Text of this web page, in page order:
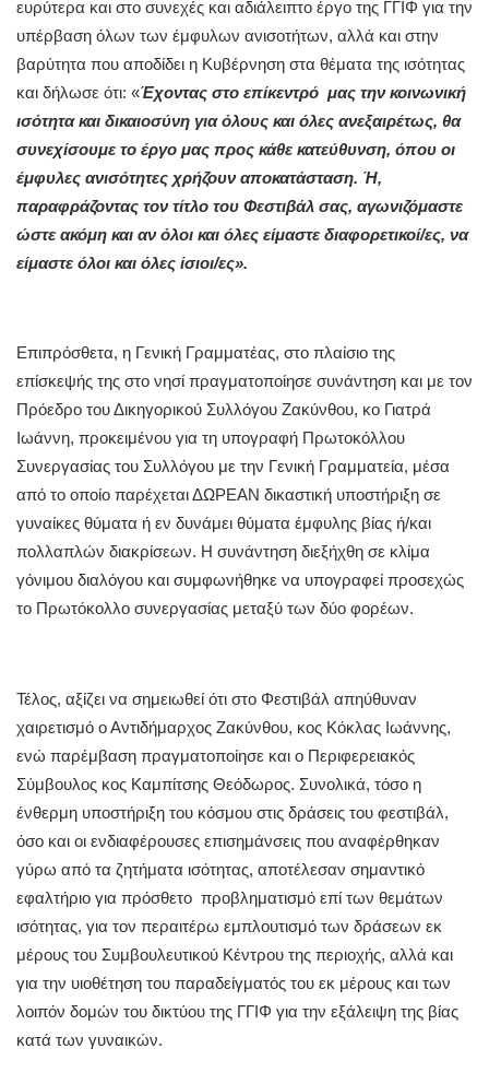
ευρύτερα και στο συνεχές και αδιάλειπτο έργο της ΓΓΙΦ για την
υπέρβαση όλων των έμφυλων ανισοτήτων, αλλά και στην
βαρύτητα που αποδίδει η Κυβέρνηση στα θέματα της ισότητας
και δήλωσε ότι: «Έχοντας στο επίκεντρό μας την κοινωνική
ισότητα και δικαιοσύνη για όλους και όλες ανεξαιρέτως, θα
συνεχίσουμε το έργο μας προς κάθε κατεύθυνση, όπου οι
έμφυλες ανισότητες χρήζουν αποκατάσταση. Ή,
παραφράζοντας τον τίτλο του Φεστιβάλ σας, αγωνιζόμαστε
ώστε ακόμη και αν όλοι και όλες είμαστε διαφορετικοί/ες, να
είμαστε όλοι και όλες ίσιοι/ες».
Επιπρόσθετα, η Γενική Γραμματέας, στο πλαίσιο της
επίσκεψής της στο νησί πραγματοποίησε συνάντηση και με τον
Πρόεδρο του Δικηγορικού Συλλόγου Ζακύνθου, κο Γιατρά
Ιωάννη, προκειμένου για τη υπογραφή Πρωτοκόλλου
Συνεργασίας του Συλλόγου με την Γενική Γραμματεία, μέσα
από το οποίο παρέχεται ΔΩΡΕΑΝ δικαστική υποστήριξη σε
γυναίκες θύματα ή εν δυνάμει θύματα έμφυλης βίας ή/και
πολλαπλών διακρίσεων. Η συνάντηση διεξήχθη σε κλίμα
γόνιμου διαλόγου και συμφωνήθηκε να υπογραφεί προσεχώς
το Πρωτόκολλο συνεργασίας μεταξύ των δύο φορέων.
Τέλος, αξίζει να σημειωθεί ότι στο Φεστιβάλ απηύθυναν
χαιρετισμό ο Αντιδήμαρχος Ζακύνθου, κος Κόκλας Ιωάννης,
ενώ παρέμβαση πραγματοποίησε και ο Περιφερειακός
Σύμβουλος κος Καμπίτσης Θεόδωρος. Συνολικά, τόσο η
ένθερμη υποστήριξη του κόσμου στις δράσεις του φεστιβάλ,
όσο και οι ενδιαφέρουσες επισημάνσεις που αναφέρθηκαν
γύρω από τα ζητήματα ισότητας, αποτέλεσαν σημαντικό
εφαλτήριο για πρόσθετο προβληματισμό επί των θεμάτων
ισότητας, για τον περαιτέρω εμπλουτισμό των δράσεων εκ
μέρους του Συμβουλευτικού Κέντρου της περιοχής, αλλά και
για την υιοθέτηση του παραδείγματός του εκ μέρους και των
λοιπόν δομών του δικτύου της ΓΓΙΦ για την εξάλειψη της βίας
κατά των γυναικών.